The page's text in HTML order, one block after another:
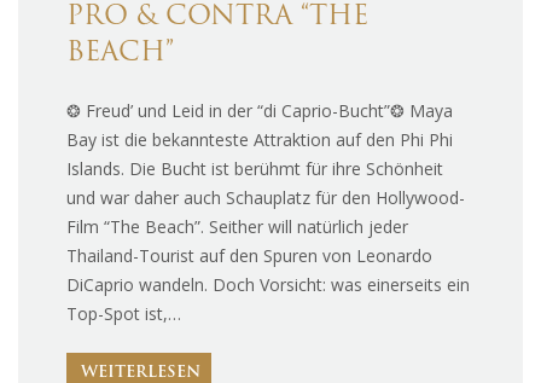
PRO & CONTRA “THE
BEACH”
❂ Freud’ und Leid in der “di Caprio-Bucht”❂ Maya
Bay ist die bekannteste Attraktion auf den Phi Phi
Islands. Die Bucht ist berühmt für ihre Schönheit
und war daher auch Schauplatz für den Hollywood-
Film “The Beach”. Seither will natürlich jeder
Thailand-Tourist auf den Spuren von Leonardo
DiCaprio wandeln. Doch Vorsicht: was einerseits ein
Top-Spot ist,…
WEITERLESEN